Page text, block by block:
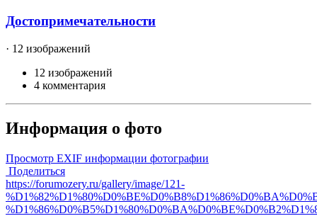
Достопримечательности
· 12 изображений
12 изображений
4 комментария
Информация о фото
Просмотр EXIF информации фотографии
Поделиться
https://forumozery.ru/gallery/image/121-